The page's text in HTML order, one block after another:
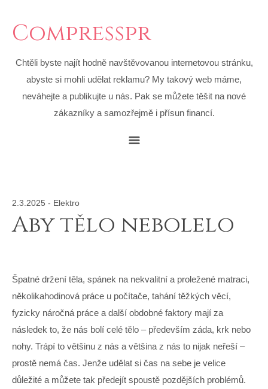
Compresspr
Chtěli byste najít hodně navštěvovanou internetovou stránku,
abyste si mohli udělat reklamu? My takový web máme,
neváhejte a publikujte u nás. Pak se můžete těšit na nové
zákazníky a samozřejmě i přísun financí.
2.3.2025 - Elektro
Aby tělo nebolelo
Špatné držení těla, spánek na nekvalitní a proležené matraci,
několikahodinová práce u počítače, tahání těžkých věcí,
fyzicky náročná práce a další obdobné faktory mají za
následek to, že nás bolí celé tělo – především záda, krk nebo
nohy. Trápí to většinu z nás a většina z nás to nijak neřeší –
prostě nemá čas. Jenže udělat si čas na sebe je velice
důležité a můžete tak předejít spoustě pozdějších problémů.